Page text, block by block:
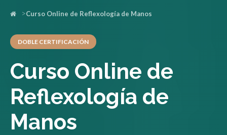
Curso Online de Reflexología de Manos
DOBLE CERTIFICACIÓN
Curso Online de
Reflexología de
Manos